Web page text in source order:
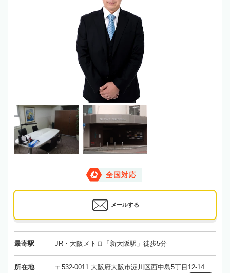
全国対応
メールする
最寄駅 JR・大阪メトロ「新大阪駅」徒歩5分
所在地
〒532-0011 大阪府大阪市淀川区西中島5丁目12-14